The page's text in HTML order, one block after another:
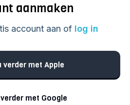
aanmaken
account aan of log in
verder met Apple
met Google